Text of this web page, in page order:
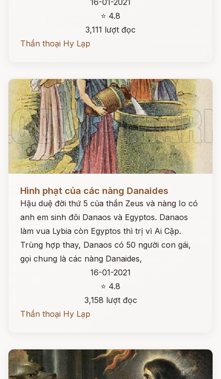
16-01-2021
⭐ 4.8
3,111 lượt đọc
Thần thoại Hy Lạp
Hình phạt của các nàng Danaides
Hậu duệ đời thứ 5 của thần Zeus và nàng Io có
anh em sinh đôi Danaos và Egyptos. Danaos
làm vua Lybia còn Egyptos thì trị vì Ai Cập.
Trùng hợp thay, Danaos có 50 người con gái,
gọi chung là các nàng Danaides,
16-01-2021
⭐ 4.8
3,158 lượt đọc
Thần thoại Hy Lạp